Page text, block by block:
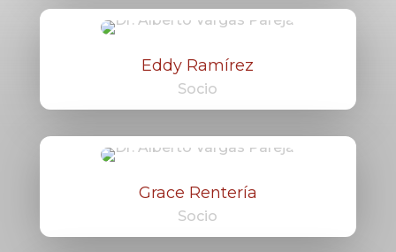
Eddy Ramírez
Socio
Grace Rentería
Socio